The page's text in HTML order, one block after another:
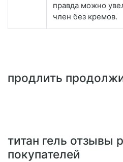
правда можно
член без кремов.
продлить
титан гель отзывы
покупателей